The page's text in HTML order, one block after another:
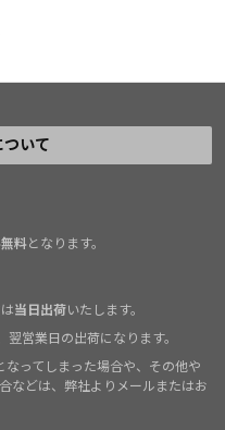
ついて
料となります。
当日出荷いたします。
営業日の出荷になります。
ってしまった場合や、その他や
などは、弊社よりメールまたはお